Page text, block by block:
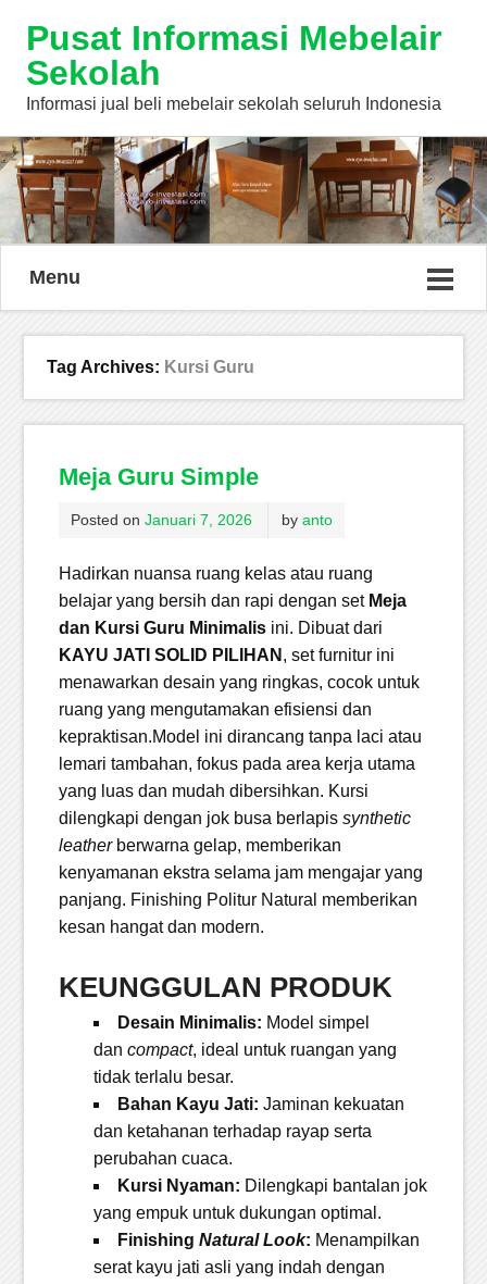
Pusat Informasi Mebelair
Sekolah
Informasi jual beli mebelair sekolah seluruh Indonesia
Menu
Tag Archives: Kursi Guru
Meja Guru Simple
Posted on Januari 7, 2026 by anto
Hadirkan nuansa ruang kelas atau ruang
belajar yang bersih dan rapi dengan set Meja
dan Kursi Guru Minimalisini. Dibuat dari
KAYU JATI SOLID PILIHAN , set furnitur ini
menawarkan desain yang ringkas, cocok untuk
ruang yang mengutamakan efisiensi dan
kepraktisan.Model ini dirancang tanpa laci atau
lemari tambahan, fokus pada area kerja utama
yang luas dan mudah dibersihkan. Kursi
dilengkapi dengan jok busa berlapis synthetic
leatherberwarna gelap, memberikan
kenyamanan ekstra selama jam mengajar yang
panjang. Finishing Politur Natural memberikan
kesan hangat dan modern.
KEUNGGULAN PRODUK
Desain Minimalis: Model simpel
dan compact, ideal untuk ruangan yang
tidak terlalu besar.
Bahan Kayu Jati: Jaminan kekuatan
dan ketahanan terhadap rayap serta
perubahan cuaca.
Kursi Nyaman: Dilengkapi bantalan jok
yang empuk untuk dukungan optimal.
Finishing Natural Look: Menampilkan
serat kayu jati asli yang indah dengan